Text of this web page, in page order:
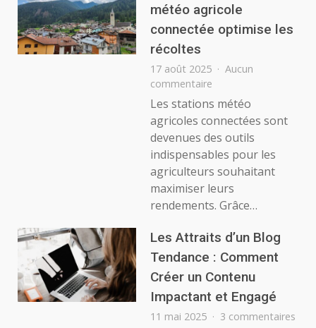
météo agricole
connectée optimise les
récoltes
17 août 2025
Aucun
commentaire
Comment
une
station
météo
agricole
connectée
optimise
les
Les stations météo
agricoles connectées sont
devenues des outils
indispensables pour les
agriculteurs souhaitant
maximiser leurs
rendements. Grâce…
Les Attraits d’un Blog
Tendance : Comment
Créer un Contenu
Impactant et Engagé
11 mai 2025 3 commentaires